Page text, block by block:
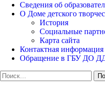
Сведения об
О Доме детского
История
Социальные
Карта сайта
Контактная информация
Обращение в ГБУ ДО
Найти: